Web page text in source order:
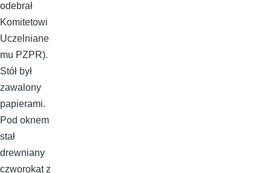
odebrał
Komitetowi
Uczelniane
mu PZPR).
Stół był
zawalony
papierami.
Pod oknem
stał
drewniany
czworokąt z